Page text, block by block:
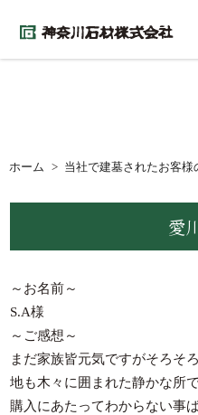
ホーム 当社で建墓されたお客様
愛
～お名前～
S.A様
～ご感想～
まだ家族皆元気ですがそろそ
地も木々に囲まれた静かな所
購入にあたってわからない事